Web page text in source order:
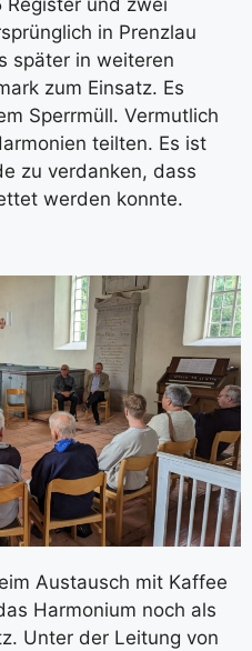
und zwei
in Prenzlau
später in weiteren
zum Einsatz. Es
Sperrmüll. Vermutlich
teilten. Es ist
zu verdanken, dass
werden konnte.
Austausch mit Kaffee
Harmonium noch als
Unter der Leitung von